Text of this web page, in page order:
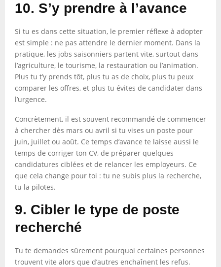
10. S’y prendre à l’avance
Si tu es dans cette situation, le premier réflexe à adopter
est simple : ne pas attendre le dernier moment. Dans la
pratique, les jobs saisonniers partent vite, surtout dans
l’agriculture, le tourisme, la restauration ou l’animation.
Plus tu t’y prends tôt, plus tu as de choix, plus tu peux
comparer les offres, et plus tu évites de candidater dans
l’urgence.
Concrètement, il est souvent recommandé de commencer
à chercher dès mars ou avril si tu vises un poste pour
juin, juillet ou août. Ce temps d’avance te laisse aussi le
temps de corriger ton CV, de préparer quelques
candidatures ciblées et de relancer les employeurs. Ce
que cela change pour toi : tu ne subis plus la recherche,
tu la pilotes.
9. Cibler le type de poste
recherché
Tu te demandes sûrement pourquoi certaines personnes
trouvent vite alors que d’autres enchaînent les refus.